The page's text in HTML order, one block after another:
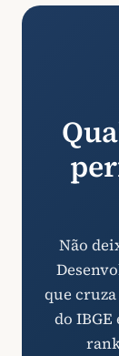
Não
que
do